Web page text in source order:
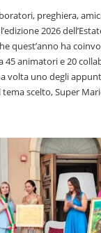
preghiera,
2026
quest’anno ha
45 animatori e 20
volta uno degli
scelto, Super